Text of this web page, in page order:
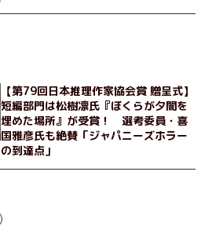
【第79回日本推理作家協会賞 贈呈式】
短編部門は松樹凛氏『ぼくらが夕闇を
埋めた場所』が受賞！ 選考委員・喜
国雅彦氏も絶賛「ジャパニーズホラー
の到達点」